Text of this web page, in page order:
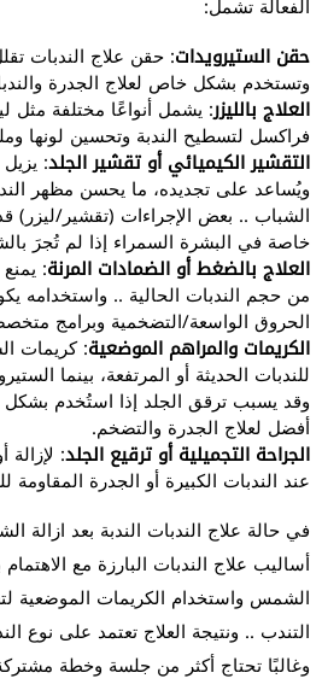
الفعالة تشمل:
حقن الستيرويدات: حقن علاج الندبات
وتستخدم بشكل خاص لعلاج الجدرة
العلاج بالليزر: يشمل أنواعًا مختلفة مثل
فراكسل لتسطيح الندبة وتحسين لونها
التقشير الكيميائي أو تقشير الجلد:
ويُساعد على تجديده، ما يحسن مظهر
الشباب .. بعض الإجراءات (تقشير/ليزر)
خاصة في البشرة السمراء إذا لم تُجرَ
العلاج بالضغط أو الضمادات المرنة:
من حجم الندبات الحالية .. واستخدامه
الحروق الواسعة/التضخمية وبرامج
الكريمات والمراهم الموضعية: كريمات
للندبات الحديثة أو المرتفعة، بينما
وقد يسبب ترقق الجلد إذا استُخدم
أفضل لعلاج الجدرة والتضخم.
الجراحة التجميلية أو ترقيع الجلد:
عند الندبات الكبيرة أو الجدرة المقاومة
في حالة علاج الندبات الندبة بعد ازالة
أساليب علاج الندبات البارزة مع
الشمس واستخدام الكريمات الموضعية
التندب .. ونتيجة العلاج تعتمد على نوع
وغالبًا تحتاج أكثر من جلسة وخطة